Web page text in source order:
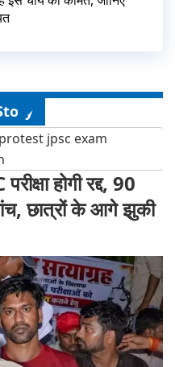
jpsc exam
होगी रद्द, 90
छात्रों के आगे झुकी